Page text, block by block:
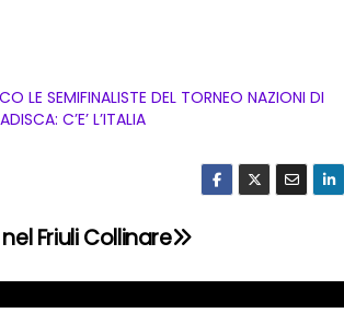
LE SEMIFINALISTE DEL TORNEO NAZIONI DI
C’E’ L’ITALIA
Friuli Collinare